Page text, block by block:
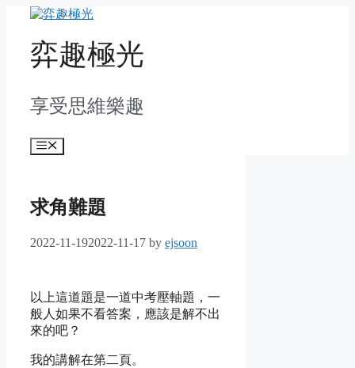
content弈趣極光
享受思維樂趣
Menu
求角難題
2022-11-192022-11-17 by ejsoon
以上這道題是一道中考壓軸題，一
般人如果不看答案，應該是解不出
來的吧？
我的講解在第二頁。